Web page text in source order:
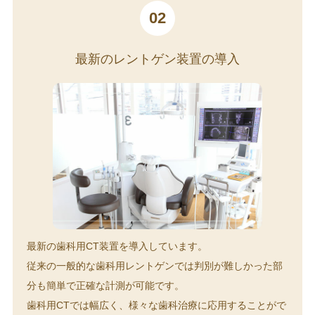
02
最新のレントゲン装置の導入
最新の歯科用CT装置を導入しています。
従来の一般的な歯科用レントゲンでは判別が難しかった部
分も簡単で正確な計測が可能です。
歯科用CTでは幅広く、様々な歯科治療に応用することがで